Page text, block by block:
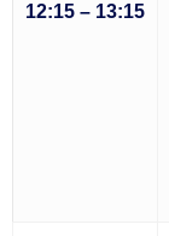
12:15 – 13:15